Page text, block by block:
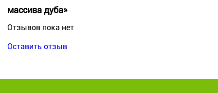
массива дуба»
Отзывов пока нет
Оставить отзыв